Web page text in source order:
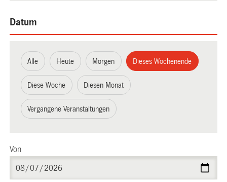
Datum
Alle Heute Morgen Dieses Wochenende
Diese Woche Diesen Monat
Vergangene Veranstaltungen
Von